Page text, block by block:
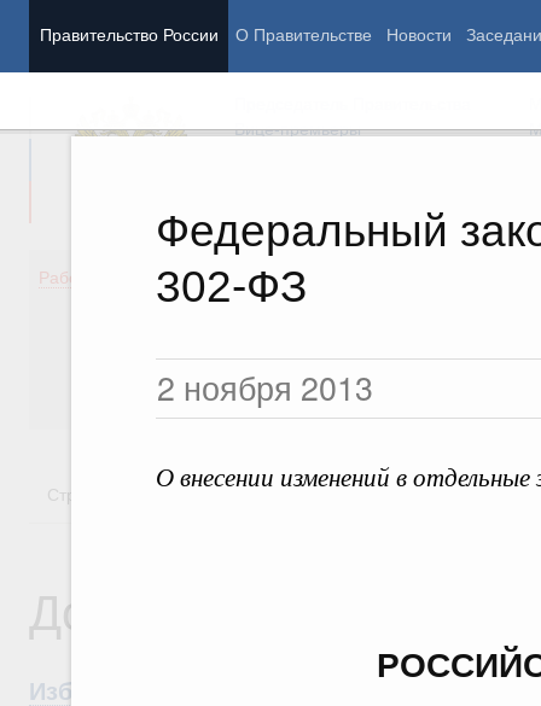
Правительство России О Правительстве Новости
Федеральный
302-ФЗ
2 ноября 2013
О внесении изменений в
Вице-премьеры
Работа Правительства
Общество
Государство
Стратегии Государственные программы
Документы
Избранные документы со справками к